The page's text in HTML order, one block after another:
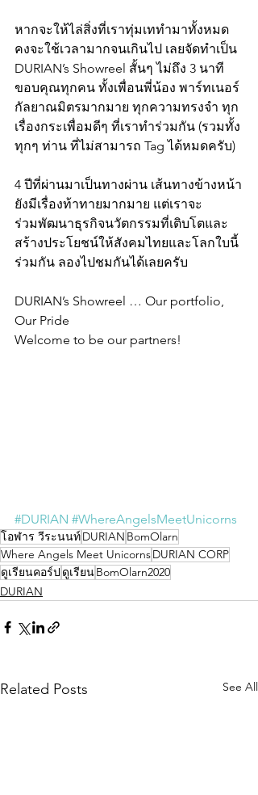
หากจะให้ไล่สิ่งที่เราทุ่มเททำมาทั้งหมด
คงจะใช้เวลามากจนเกินไป เลยจัดทำเป็น
DURIAN’s Showreel สั้นๆ ไม่ถึง 3 นาที
ขอบคุณทุกคน ทั้งเพื่อนพี่น้อง พาร์ทเนอร์
กัลยาณมิตรมากมาย ทุกความทรงจำ ทุก
เรื่องกระเพื่อมดีๆ ที่เราทำร่วมกัน (รวมทั้ง
ทุกๆ ท่าน ที่ไม่สามารถ Tag ได้หมดครับ)
4 ปีที่ผ่านมาเป็นทางผ่าน เส้นทางข้างหน้า
ยังมีเรื่องท้าทายมากมาย แต่เราจะ
ร่วมพัฒนาธุรกิจนวัตกรรมที่เติบโตและ
สร้างประโยชน์ให้สังคมไทยและโลกใบนี้
ร่วมกัน ลองไปชมกันได้เลยครับ
DURIAN’s Showreel … Our portfolio,
Our Pride
Welcome to be our partners!
#DURIAN #WhereAngelsMeetUnicorns
โอฬาร วีระนนท์DURIAN BomOlarn
Where Angels Meet UnicornsDURIAN CORP
ดูเรียนคอร์ป ดูเรียนBomOlarn2020
DURIAN
Related Posts See All